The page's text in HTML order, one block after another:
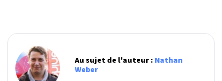
Au sujet de l'auteur : Nathan
Weber